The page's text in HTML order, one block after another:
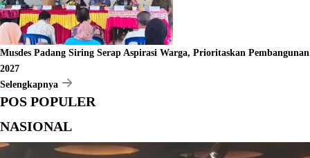
Musdes Padang Siring Serap Aspirasi Warga, Prioritaskan Pembangunan
2027
Selengkapnya
POS POPULER
NASIONAL